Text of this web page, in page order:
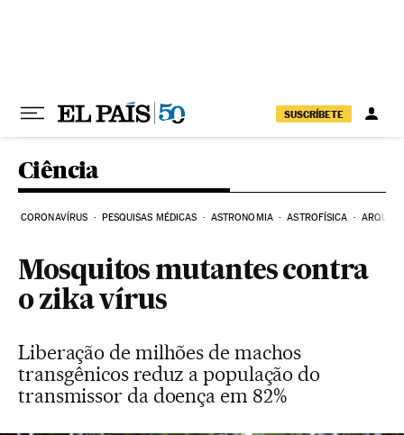
SUSCRÍBETE
Ciência
CORONAVÍRUS PESQUISAS MÉDICAS ASTRONOMIA ASTROFÍSICA
Mosquitos mutantes contra
o zika vírus
Liberação de milhões de machos
transgênicos reduz a população do
transmissor da doença em 82%